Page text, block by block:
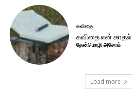
கவிதை
கவிதை என் காதல்
தேன்மொழி அசோக்
Load more